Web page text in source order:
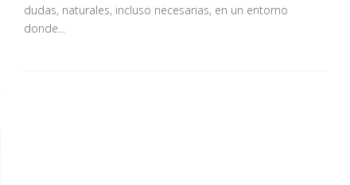
dudas, naturales, incluso necesarias, en un entorno
donde...